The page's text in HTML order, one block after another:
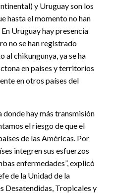
y Uruguay son los
hasta el momento no han
Uruguay hay presencia
no se han registrado
al chikungunya, ya se ha
en países y territorios
en otros países del
donde hay más transmisión
el riesgo de que el
de las Américas. Por
integren sus esfuerzos
enfermedades”, explicó
de la Unidad de la
Desatendidas, Tropicales y